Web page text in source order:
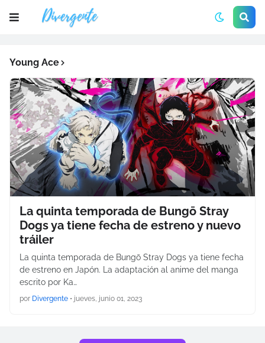
Young Ace
La quinta temporada de Bungō Stray
Dogs ya tiene fecha de estreno y nuevo
tráiler
La quinta temporada de Bungō Stray Dogs ya tiene fecha
de estreno en Japón. La adaptación al anime del manga
escrito por Ka…
por Divergente • jueves, junio 01, 2023